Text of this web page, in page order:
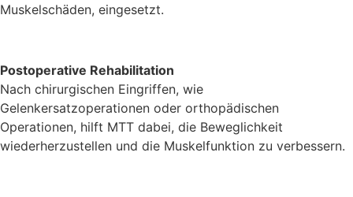
Muskelschäden, eingesetzt.
Postoperative Rehabilitation
Nach chirurgischen Eingriffen, wie
Gelenkersatzoperationen oder orthopädischen
Operationen, hilft MTT dabei, die Beweglichkeit
wiederherzustellen und die Muskelfunktion zu verbessern.